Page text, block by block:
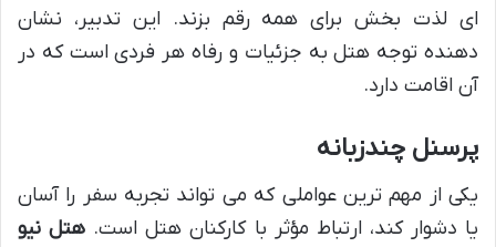
ای لذت بخش برای همه رقم بزند. این تدبیر، نشان
دهنده توجه هتل به جزئیات و رفاه هر فردی است که در
آن اقامت دارد.
پرسنل چندزبانه
یکی از مهم ترین عواملی که می تواند تجربه سفر را آسان
یا دشوار کند، ارتباط مؤثر با کارکنان هتل است. هتل نیو